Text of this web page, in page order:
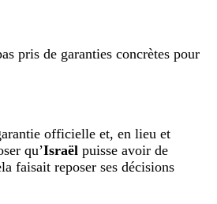
pris de garanties concrètes pour
officielle et, en lieu et
qu’Israël puisse avoir de
faisait reposer ses décisions